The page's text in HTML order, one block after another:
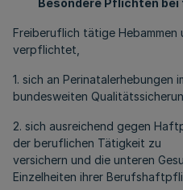
Besondere Pflichten
Freiberuflich tätige
verpflichtet,
1. sich an Perinatalerhebungen
bundesweiten
2. sich ausreichend gegen
der beruflichen Tätigkeit zu
versichern und die unteren
Einzelheiten ihrer